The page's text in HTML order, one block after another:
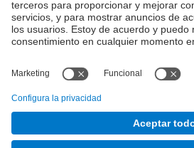
Canales y Puertos de Barcelona
Mapa del Sitio
Aviso legal